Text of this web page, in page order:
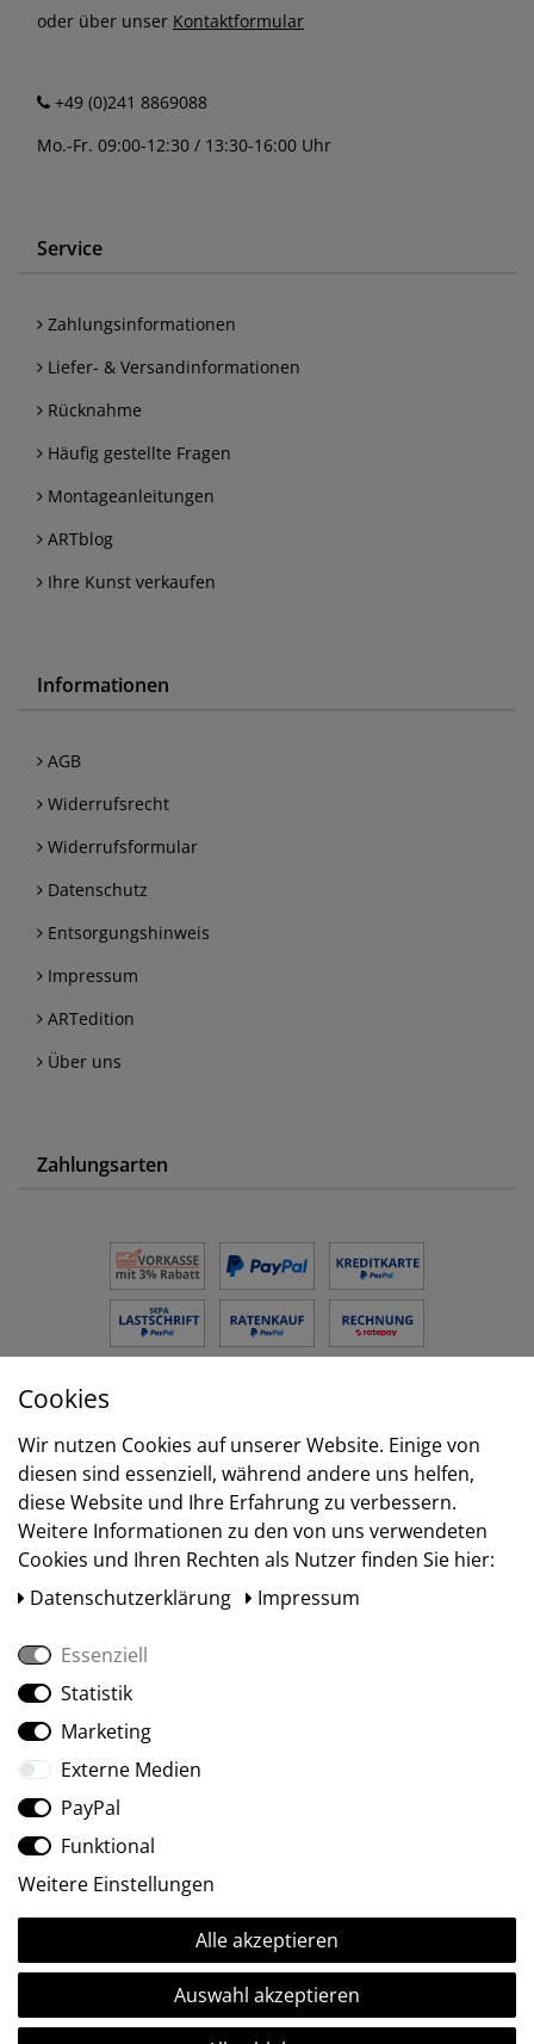
oder über unser Kontaktformular
+49 (0)241 8869088
Mo.-Fr. 09:00-12:30 / 13:30-16:00 Uhr
Service
Zahlungsinformationen
Liefer- & Versandinformationen
Rücknahme
Häufig gestellte Fragen
Montageanleitungen
ARTblog
Ihre Kunst verkaufen
Informationen
AGB
Widerrufsrecht
Widerrufsformular
Datenschutz
Entsorgungshinweis
Impressum
ARTedition
Über uns
Zahlungsarten
Versand
Social Media
Ⓒ2009-2026 ARTland GmbH • Alle Rechte vorbehalten.
Cookies
Wir nutzen Cookies auf unserer Website. Einige von
diesen sind essenziell, während andere uns helfen,
diese Website und Ihre Erfahrung zu verbessern.
Weitere Informationen zu den von uns verwendeten
Cookies und Ihren Rechten als Nutzer finden Sie hier:
Daten­schutz­erklärung
Impressum
Essenziell
Statistik
Marketing
Externe Medien
PayPal
Funktional
Weitere Einstellungen
Alle akzeptieren
Auswahl akzeptieren